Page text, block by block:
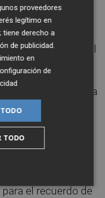
su gran debut
sustituyó a un
23minutos del
de tan solo
convocado
, pero fue la bala
derecho,
cansado
que hizo lo que
delBayer
el recuerdo de
proveedores
legítimo en
tiene derecho a
de publicidad
en
de
TODO